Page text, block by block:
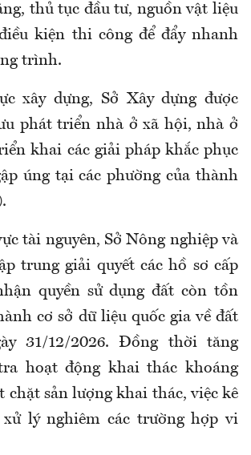
thủ tục đầu tư, nguồn vật liệu
kiện thi công để đẩy nhanh
trình.
xây dựng, Sở Xây dựng được
phát triển nhà ở xã hội, nhà ở
khai các giải pháp khắc phục
úng tại các phường của thành
tài nguyên, Sở Nông nghiệp và
trung giải quyết các hồ sơ cấp
quyền sử dụng đất còn tồn
cơ sở dữ liệu quốc gia về đất
31/12/2026. Đồng thời tăng
hoạt động khai thác khoáng
chặt sản lượng khai thác, việc kê
lý nghiêm các trường hợp vi